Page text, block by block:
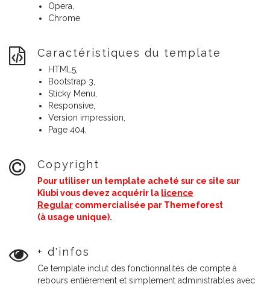
Opera,
Chrome
Caractéristiques du template
HTML5,
Bootstrap 3,
Sticky Menu,
Responsive,
Version impression,
Page 404,
Copyright
Pour utiliser un template acheté sur ce site sur
Kiubi vous devez acquérir la licence
Regular commercialisée par Themeforest
(à usage unique).
+ d'infos
Ce template inclut des fonctionnalités de compte à
rebours entièrement et simplement administrables avec